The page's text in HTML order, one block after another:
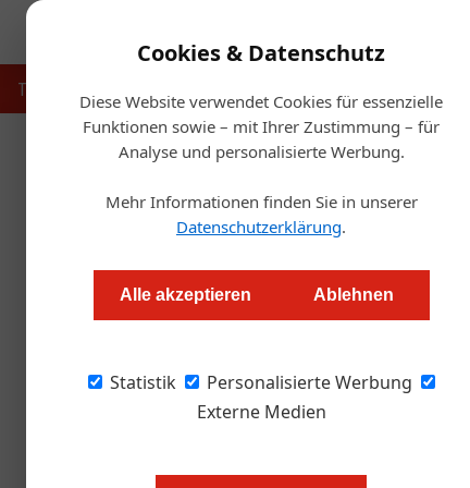
Cookies & Datenschutz
Diese Website verwendet Cookies für essenzielle
Funktionen sowie – mit Ihrer Zustimmung – für
Analyse und personalisierte Werbung.
Mehr Informationen finden Sie in unserer
Datenschutzerklärung.
Alle akzeptieren Ablehnen
Statistik
Personalisierte Werbung
Externe Medien
Touristik Handel &
ALC
Alexander Grübling
Mit dem Inklusionspreis wird das
Integration von Menschen mit